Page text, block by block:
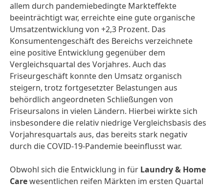
allem durch pandemiebedingte Markteffekte
beeinträchtigt war, erreichte eine gute organische
Umsatzentwicklung von +2,3 Prozent. Das
Konsumentengeschäft des Bereichs verzeichnete
eine positive Entwicklung gegenüber dem
Vergleichsquartal des Vorjahres. Auch das
Friseurgeschäft konnte den Umsatz organisch
steigern, trotz fortgesetzter Belastungen aus
behördlich angeordneten Schließungen von
Friseursalons in vielen Ländern. Hierbei wirkte sich
insbesondere die relativ niedrige Vergleichsbasis des
Vorjahresquartals aus, das bereits stark negativ
durch die COVID-19-Pandemie beeinflusst war.
Obwohl sich die Entwicklung in für Laundry & Home
Carewesentlichen reifen Märkten im ersten Quartal